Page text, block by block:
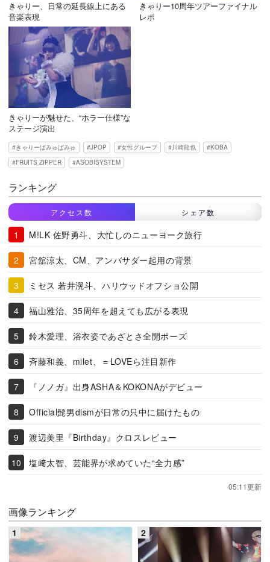
きゃりー、日常の延長線上にある
音楽表現
きゃりー10周年ツアーファイナル
レポ
きゃりーが魅せた、“ホラー仕様”な
ステージ演出
きゃりーぱみゅぱみゅ JPOP 女性グループ 川崎龍也
KOBA
FRUITS ZIPPER
ASOBISYSTEM
ランキング
アクセス数 シェア数
M!LK 佐野勇斗、大忙しのニューヨーク旅行
宮舘涼太、CM、アンバサダー起用の背景
ミセス 若井滉斗、ハリウッドオフショ公開
福山雅治、35周年を超えても広がる表現
鈴木愛理、浴衣姿であざとさ全開ポーズ
斉藤和義、milet、＝LOVEら注目新作
『ノノガ』出身ASHA＆KOKONAがデビュー
Official髭男dismが日常の只中に届けたもの
渡辺美里『Birthday』クロスレビュー
塩﨑太智、芸能界が求めていた“全力感”
05:11更新
画像ランキング